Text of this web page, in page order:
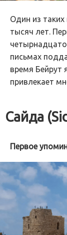
Один из таких
тысяч лет.
письмах
время Бейрут
привлекает
Сайда
Первое